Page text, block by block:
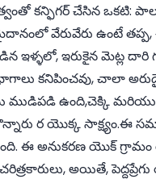
కన్ఫిగర్ చేసిన
వేరువేరు ఉంటే
ఇరుకైన మెట్ల దారి
కనిపించవు, చాలా
ముడిపడి ఉంది,చెక్కి
ర యొక్క సాక్ష్యం.ఈ
ఈ అనుకరణ యొక్
అయితే,